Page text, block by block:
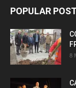
POPULAR
8